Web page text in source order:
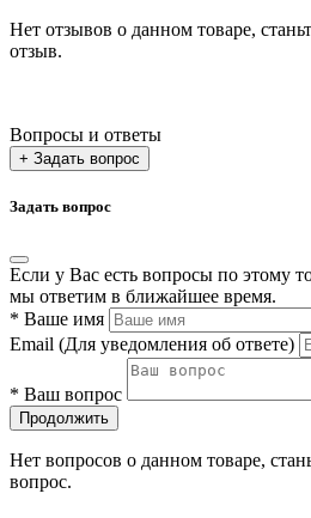
Нет отзывов о данном товаре,
отзыв.
Вопросы и ответы
+ Задать вопрос
Задать вопрос
Если у Вас есть вопросы по этому
мы ответим в ближайшее время.
* Ваше имя
Email (Для уведомления об ответе)
* Ваш вопрос
Продолжить
Нет вопросов о данном товаре,
вопрос.